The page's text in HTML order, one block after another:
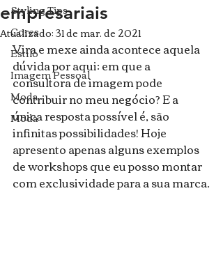
Styling Tips
Cores
Estilo
Imagem Pessoal
Moda
Moda
empresariais
Atualizado:31 de mar. de 2021
Vira e mexe ainda acontece aquela
dúvida por aqui: em que a
consultora de imagem pode
contribuir no meu negócio? E a
única resposta possível é, são
infinitas possibilidades! Hoje
apresento apenas alguns exemplos
de workshops que eu posso montar
com exclusividade para a sua marca.